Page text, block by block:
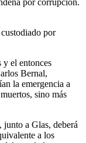
por
y el entonces
Bernal,
la emergencia a
sino más
a Glas, deberá
a los